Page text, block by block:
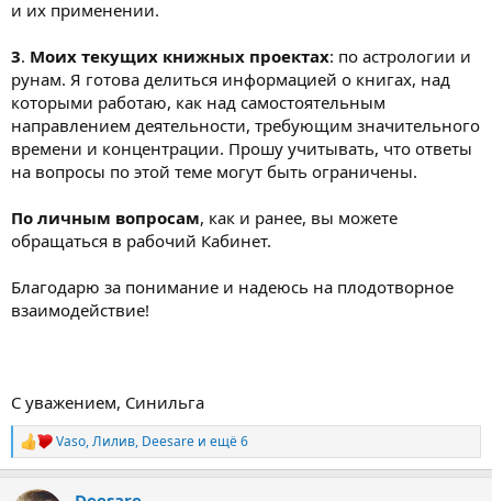
и их применении.
3. Моих текущих книжных проектах: по астрологии и
рунам. Я готова делиться информацией о книгах, над
которыми работаю, как над самостоятельным
направлением деятельности, требующим значительного
времени и концентрации. Прошу учитывать, что ответы
на вопросы по этой теме могут быть ограничены.
По личным вопросам, как и ранее, вы можете
обращаться в рабочий Кабинет.
Благодарю за понимание и надеюсь на плодотворное
взаимодействие!
С уважением, Синильга
Р
е
Vaso,Лилив, Deesare и ещё 6